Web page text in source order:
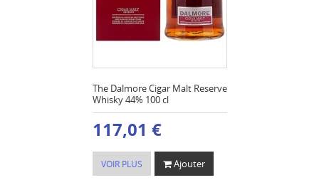
The Dalmore Cigar Malt Reserve
Whisky 44% 100 cl
117,01 €
VOIR PLUS Ajouter